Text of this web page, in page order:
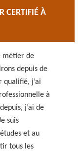
CERTIFIÉ À
métier de
depuis de
qualifié, j’ai
à
j’ai de
suis
et au
tous les